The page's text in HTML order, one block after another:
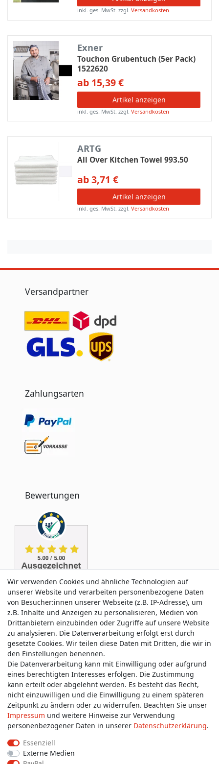
inkl. ges. MwSt. zzgl.Versandkosten
Exner
Touchon Grubentuch (5er Pack)
1522620
ab 15,39 €
Artikel anzeigen
inkl. ges. MwSt. zzgl.Versandkosten
ARTG
All Over Kitchen Towel 993.50
ab 3,71 €
Artikel anzeigen
inkl. ges. MwSt. zzgl.Versandkosten
Versandpartner
Zahlungsarten
Bewertungen
Service & Kontakt
Wünschen Sie einen Rückruf?
service@allmyclothes.de
Schreiben Sie uns:
service@allmyclothes.de
Wir verwenden Cookies und ähnliche Technologien auf
unserer Website und verarbeiten personenbezogene Daten
von Besucher:innen unserer Webseite (z.B. IP-Adresse), um
z.B. Inhalte und Anzeigen zu personalisieren, Medien von
Drittanbietern einzubinden oder Zugriffe auf unsere Website
zu analysieren. Die Datenverarbeitung erfolgt erst durch
gesetzte Cookies. Wir teilen diese Daten mit Dritten, die wir in
den Einstellungen benennen.
Die Datenverarbeitung kann mit Einwilligung oder aufgrund
eines berechtigten Interesses erfolgen. Die Zustimmung
kann erteilt oder abgelehnt werden. Es besteht das Recht,
nicht einzuwilligen und die Einwilligung zu einem späteren
Zeitpunkt zu ändern oder zu widerrufen. Beachten Sie unser
Impressum und weitere Hinweise zur Verwendung
personenbezogener Daten in unserer Daten­schutz­erklärung.
Essenziell
Externe Medien